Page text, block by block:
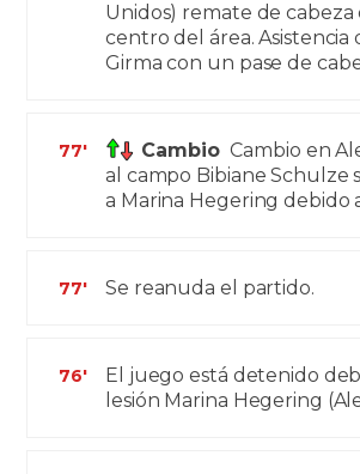
Unidos) remate de cabeza
centro del área. Asistencia
Girma con un pase de
77' Cambio Cambio en
al campo Bibiane Schulze
a Marina Hegering debido
77' Se reanuda el partido.
76'
El juego está detenido
lesión Marina Hegering